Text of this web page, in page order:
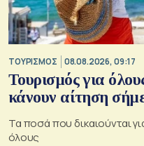
ΤΟΥΡΙΣΜΟΣ 08.08.2026, 09:17
Τουρισμός για
κάνουν αίτηση
Τα ποσά που δικαιούνται
όλους